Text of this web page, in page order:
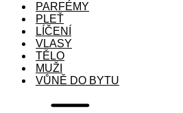
PARFÉMY
PLEŤ
LÍČENÍ
VLASY
TĚLO
MUŽI
VŮNĚ DO BYTU